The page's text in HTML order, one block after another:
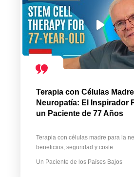
Terapia con Células
Neuropatía: El Inspirador
un Paciente de 77 Años
Terapia con células madre para la
beneficios, seguridad y coste
Un Paciente de los Países Bajos